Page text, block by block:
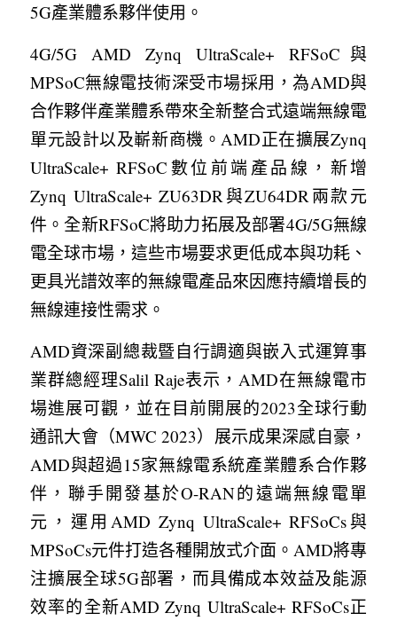
5G產業體系夥伴使用。
4G/5G AMD Zynq UltraScale+ RFSoC與
MPSoC無線電技術深受市場採用，為AMD與
合作夥伴產業體系帶來全新整合式遠端無線電
單元設計以及嶄新商機。AMD正在擴展Zynq
UltraScale+ RFSoC數位前端產品線，新增
Zynq UltraScale+ ZU63DR與ZU64DR兩款元
件。全新RFSoC將助力拓展及部署4G/5G無線
電全球市場，這些市場要求更低成本與功耗、
更具光譜效率的無線電產品來因應持續增長的
無線連接性需求。
AMD資深副總裁暨自行調適與嵌入式運算事
業群總經理Salil Raje表示，AMD在無線電市
場進展可觀，並在目前開展的2023全球行動
通訊大會（MWC 2023）展示成果深感自豪，
AMD與超過15家無線電系統產業體系合作夥
伴，聯手開發基於O-RAN的遠端無線電單
元，運用AMD Zynq UltraScale+ RFSoCs與
MPSoCs元件打造各種開放式介面。AMD將專
注擴展全球5G部署，而具備成本效益及能源
效率的全新AMD Zynq UltraScale+ RFSoCs正